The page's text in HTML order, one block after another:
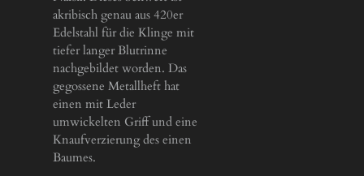
akribisch genau aus 420er
Edelstahl für die Klinge mit
tiefer langer Blutrinne
nachgebildet worden. Das
gegossene Metallheft hat
einen mit Leder
umwickelten Griff und eine
Knaufverzierung des einen
Baumes.